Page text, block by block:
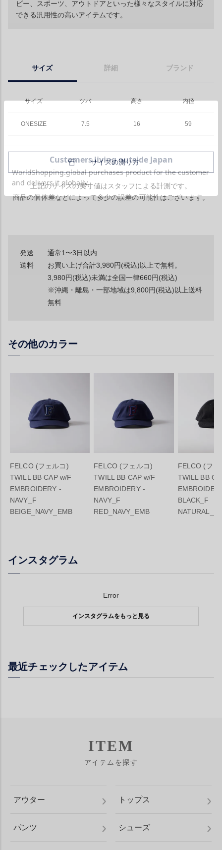
ビー、スポーツ、アウトドアといった様々なスタイルに対応
できる汎用性の高いアイテムです。
サイズ 詳細 ブランド
サイズ ツバ 高さ 内径
ONESIZE 7.5 16 59
サイズの測り方
上記のサイズの実寸値はスタッフによる計測です。
商品の個体差などによって多少の誤差の可能性はございます。
発送
通常1〜3日以内
送料
お買い上げ合計3,980円(税込)以上で無料。
3,980円(税込)未満は全国一律660円(税込)
※沖縄・離島・一部地域は9,800円(税込)以上送料
無料
その他のカラー
FELCO (フェルコ)
TWILL BB CAP w/F
EMBROIDERY -
NAVY_F
BEIGE_NAVY_EMB
FELCO (フェルコ)
TWILL BB CAP w/F
EMBROIDERY -
NAVY_F
RED_NAVY_EMB
FELCO (フェ
TWILL BB
BLACK_F
インスタグラム
Error
インスタグラムをもっと見る
最近チェックしたアイテム
ITEM
アイテムを探す
アウター トップス
パンツ シューズ